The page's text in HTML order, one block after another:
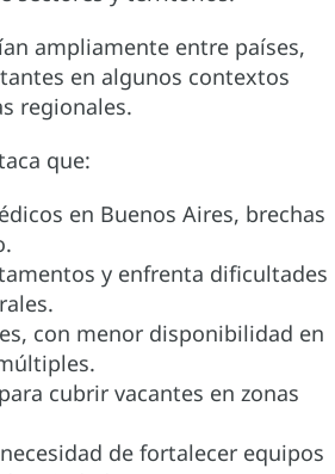
ampliamente entre países,
en algunos contextos
regionales.
que:
en Buenos Aires, brechas
y enfrenta dificultades
con menor disponibilidad en
cubrir vacantes en zonas
de fortalecer equipos